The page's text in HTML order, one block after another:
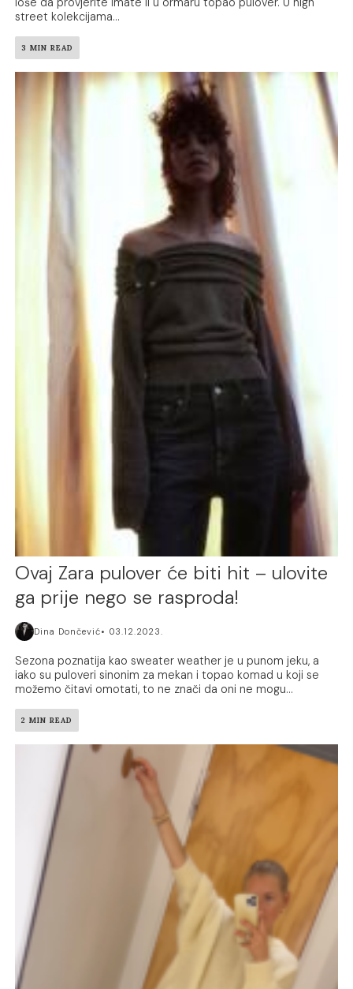
street kolekcijama...
3 MIN READ
Ovaj Zara pulover će biti hit – ulovite
ga prije nego se rasproda!
Dina Dončević 03.12.2023.
Sezona poznatija kao sweater weather je u punom jeku, a
iako su puloveri sinonim za mekan i topao komad u koji se
možemo čitavi omotati, to ne znači da oni ne mogu...
2 MIN READ